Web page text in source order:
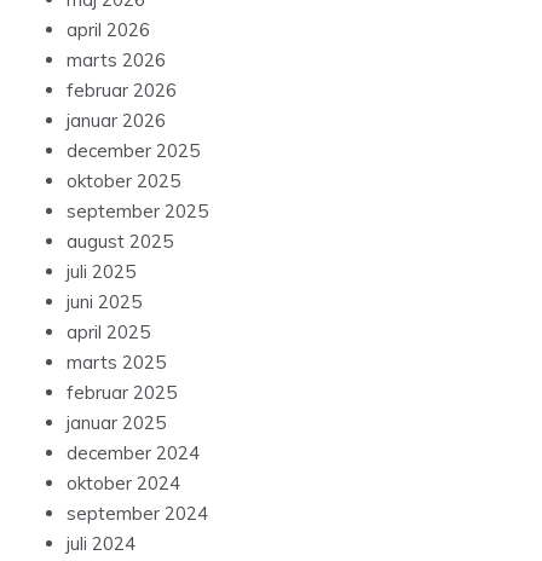
april 2026
marts 2026
februar 2026
januar 2026
december 2025
oktober 2025
september 2025
august 2025
juli 2025
juni 2025
april 2025
marts 2025
februar 2025
januar 2025
december 2024
oktober 2024
september 2024
juli 2024